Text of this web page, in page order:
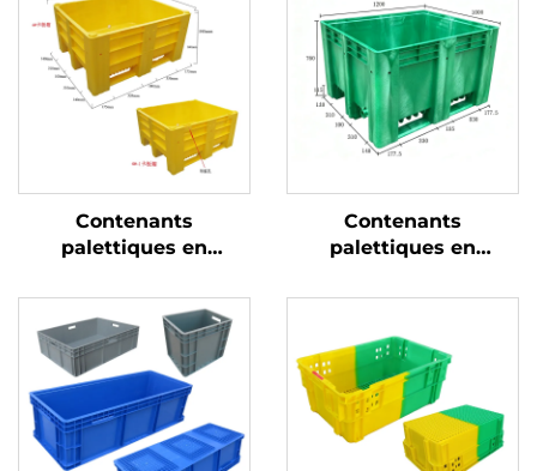
Contenants
palettiques en
pour une logistique et
un stockage efficaces.
Contenants
palettiques en
pour une logistique et